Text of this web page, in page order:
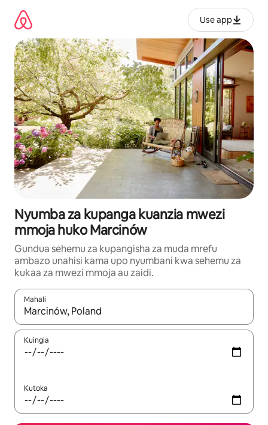
kwenda
kwenye
maudhui
Use app
Nyumba za kupanga kuanzia mwezi
mmoja huko Marcinów
Gundua sehemu za kupangisha za muda mrefu
ambazo unahisi kama upo nyumbani kwa sehemu za
kukaa za mwezi mmoja au zaidi.
Mahali
Wakati matokeo yanapatikana, vinjari kwa kutumia vitufe vya
Kuingia
Kutoka